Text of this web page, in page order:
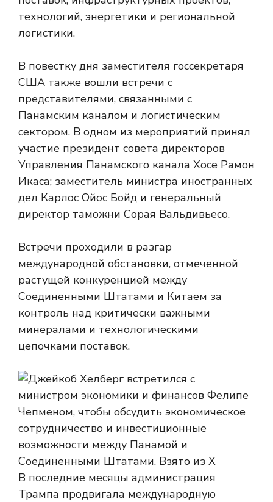
технологий, энергетики и региональной
логистики.
В повестку дня заместителя госсекретаря
США также вошли встречи с
представителями, связанными с
Панамским каналом и логистическим
сектором. В одном из мероприятий принял
участие президент совета директоров
Управления Панамского канала Хосе Рамон
Икаса; заместитель министра иностранных
дел Карлос Ойос Бойд и генеральный
директор таможни Сорая Вальдивьесо.
Встречи проходили в разгар
международной обстановки, отмеченной
растущей конкуренцией между
Соединенными Штатами и Китаем за
контроль над критически важными
минералами и технологическими
цепочками поставок.
В последние месяцы администрация
Трампа продвигала международную